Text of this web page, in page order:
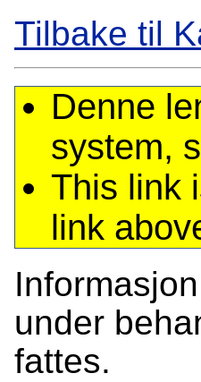
Tilbake til
Denne
system,
This link
link
under
fattes.